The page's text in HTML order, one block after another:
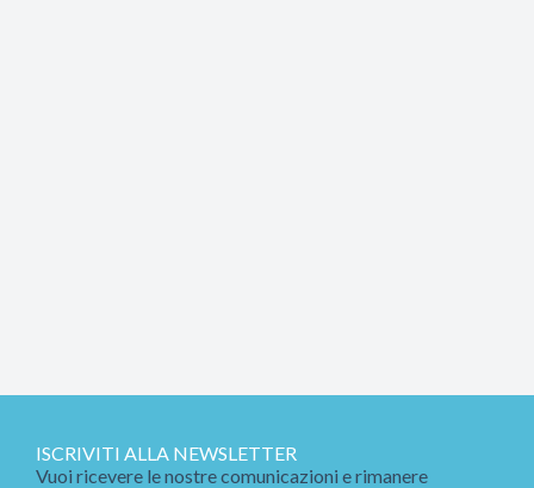
ISCRIVITI ALLA NEWSLETTER
Vuoi ricevere le nostre comunicazioni e rimanere